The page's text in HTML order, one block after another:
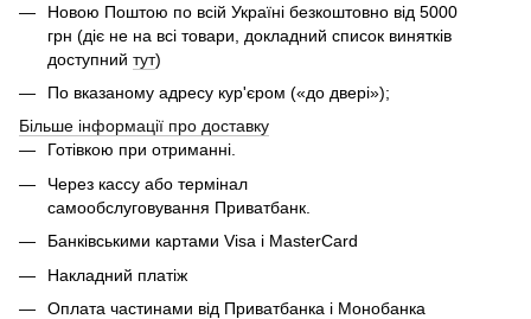
Новою Поштою по всій Україні безкоштовно від 5000
грн (діє не на всі товари, докладний список винятків
доступний тут)
По вказаному адресу кур'єром («до двері»);
Більше інформації про доставку
Готівкою при отриманні.
Через кассу або термінал
самообслуговування Приватбанк.
Банківськими картами Visa і MasterCard
Накладний платіж
Оплата частинами від Приватбанка і Монобанка